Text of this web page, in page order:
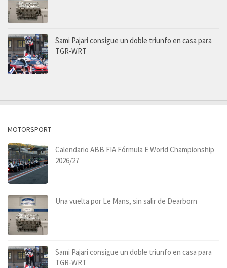
Sami Pajari consigue un doble triunfo en casa para
TGR-WRT
MOTORSPORT
Calendario ABB FIA Fórmula E World Championship
2026/27
Una vuelta por Le Mans, sin salir de Dearborn
Sami Pajari consigue un doble triunfo en casa para
TGR-WRT